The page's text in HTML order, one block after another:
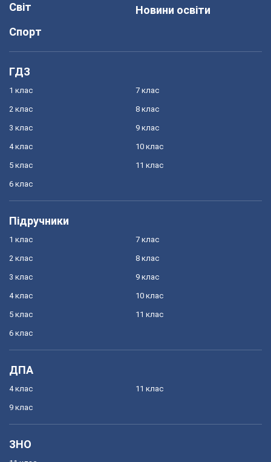
Світ
Спорт
Новини освіти
ГДЗ
1 клас
2 клас
3 клас
4 клас
5 клас
6 клас
7 клас
8 клас
9 клас
10 клас
11 клас
Підручники
1 клас
2 клас
3 клас
4 клас
5 клас
6 клас
7 клас
8 клас
9 клас
10 клас
11 клас
ДПА
4 клас
9 клас
11 клас
ЗНО